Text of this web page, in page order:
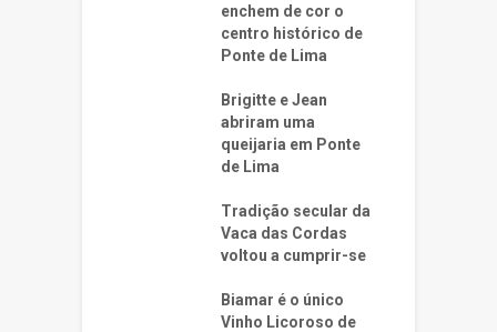
enchem de cor o
centro histórico de
Ponte de Lima
Brigitte e Jean
abriram uma
queijaria em Ponte
de Lima
Tradição secular da
Vaca das Cordas
voltou a cumprir-se
Biamar é o único
Vinho Licoroso de